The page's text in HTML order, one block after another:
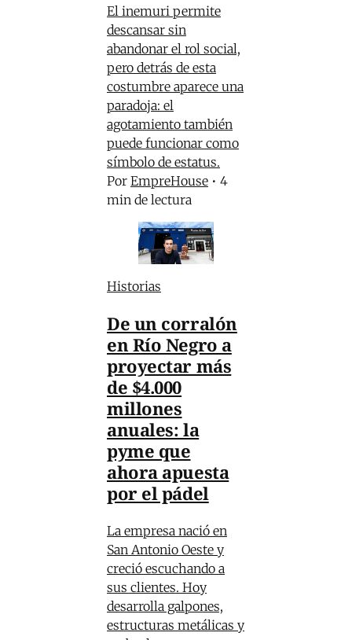
El inemuri permite
descansar sin
abandonar el rol social,
pero detrás de esta
costumbre aparece una
paradoja: el
agotamiento también
puede funcionar como
símbolo de estatus.
Por EmpreHouse • 4
min de lectura
Historias
De un corralón
en Río Negro a
proyectar más
de $4.000
millones
anuales: la
pyme que
ahora apuesta
por el pádel
La empresa nació en
San Antonio Oeste y
creció escuchando a
sus clientes. Hoy
desarrolla galpones,
estructuras metálicas y